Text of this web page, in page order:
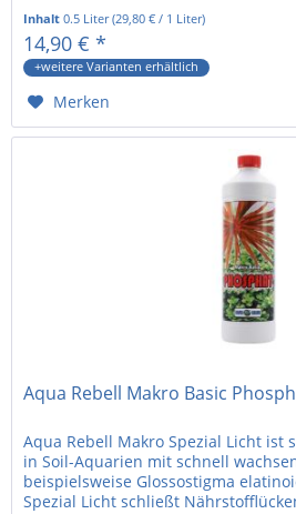
Inhalt0.5 Liter(29,80 € / 1 Liter)
14,90 € *
+weitere Varianten erhältlich
Merken
Aqua Rebell Makro Basic
Aqua Rebell Makro Spezial Licht ist
in Soil-Aquarien mit schnell
beispielsweise Glossostigma
Spezial Licht schließt